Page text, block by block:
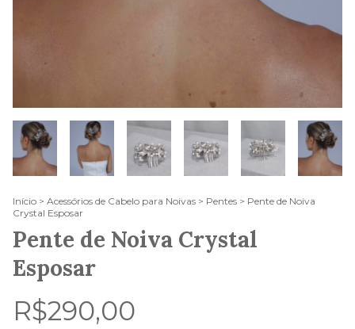
Início > Acessórios de Cabelo para Noivas > Pentes > Pente de Noiva
Crystal Esposar
Pente de Noiva Crystal
Esposar
R$290,00